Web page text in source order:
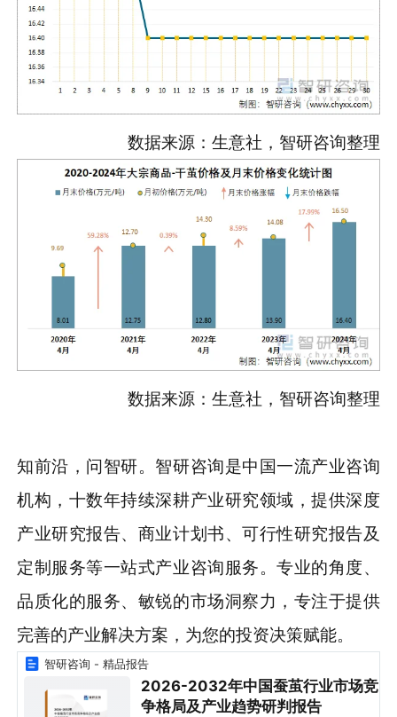
数据来源：生意社，智研咨询整理
数据来源：生意社，智研咨询整理
知前沿，问智研。智研咨询是中国一流产业咨询
机构，十数年持续深耕产业研究领域，提供深度
产业研究报告、商业计划书、可行性研究报告及
定制服务等一站式产业咨询服务。专业的角度、
品质化的服务、敏锐的市场洞察力，专注于提供
完善的产业解决方案，为您的投资决策赋能。
智研咨询 - 精品报告
2026-2032年中国蚕茧行业市场竞
争格局及产业趋势研判报告